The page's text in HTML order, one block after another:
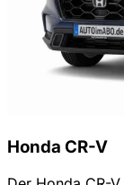
Honda CR-V